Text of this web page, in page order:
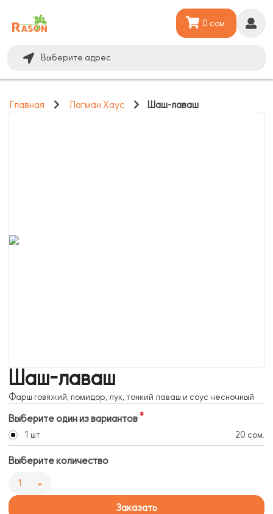
Выберите адрес
0 сом.
Главная Лагман Хаус Шаш-лаваш
Шаш-лаваш
Фарш говяжий, помидор, лук, тонкий лаваш и соус чесночный
Выберите один из вариантов
1 шт 20 сом.
Выберите количество
1
Заказать